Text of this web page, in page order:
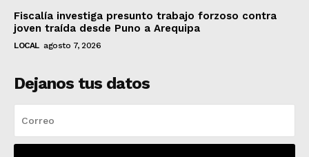
Fiscalía investiga presunto trabajo forzoso contra
joven traída desde Puno a Arequipa
LOCAL agosto 7, 2026
Dejanos tus datos